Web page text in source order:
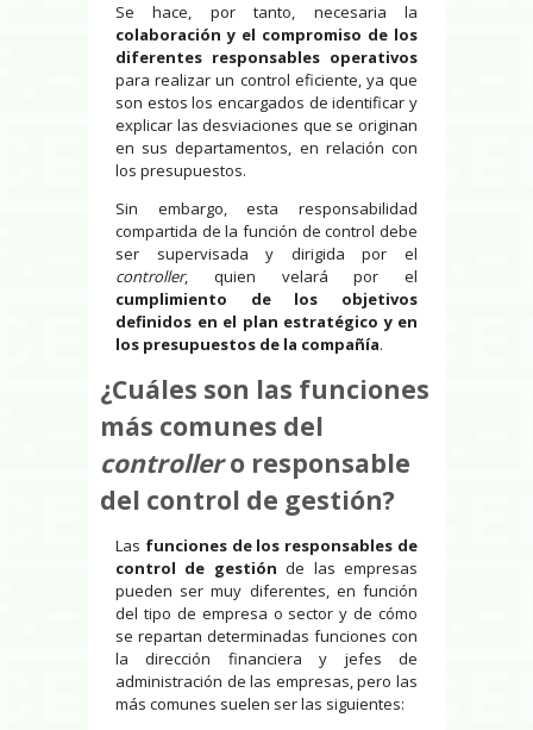
Se hace, por tanto, necesaria la
colaboración y el compromiso de los
diferentes responsables operativos
para realizar un control eficiente, ya que
son estos los encargados de identificar y
explicar las desviaciones que se originan
en sus departamentos, en relación con
los presupuestos.
Sin embargo, esta responsabilidad
compartida de la función de control debe
ser supervisada y dirigida por el
controller, quien velará por el
cumplimiento de los objetivos
definidos en el plan estratégico y en
los presupuestos de la compañía.
¿Cuáles son las funciones
más comunes del
controllero responsable
del control de gestión?
Las funciones de los responsables de
control de gestión de las empresas
pueden ser muy diferentes, en función
del tipo de empresa o sector y de cómo
se repartan determinadas funciones con
la dirección financiera y jefes de
administración de las empresas, pero las
más comunes suelen ser las siguientes: